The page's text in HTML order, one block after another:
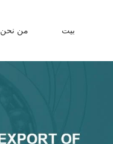
بيت من نحن